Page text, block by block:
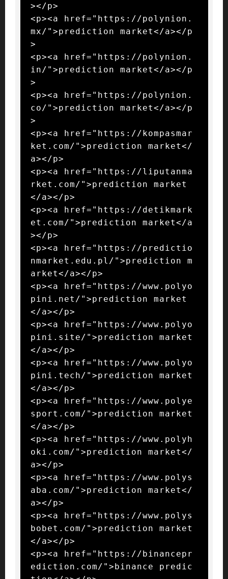
></p>
<p><a href="https://polynion.
mx/">prediction market</a></p
>
<p><a href="https://polynion.
in/">prediction market</a></p
>
<p><a href="https://polynion.
co/">prediction market</a></p
>
<p><a href="https://kompasmar
ket.com/">prediction market</
a></p>
<p><a href="https://liputanma
rket.com/">prediction market
</a></p>
<p><a href="https://detikmark
et.com/">prediction market</a
></p>
<p><a href="https://predictio
nmarket.edu.pl/">prediction m
arket</a></p>
<p><a href="https://www.polyo
pini.net/">prediction market
</a></p>
<p><a href="https://www.polyo
pini.site/">prediction market
</a></p>
<p><a href="https://www.polyo
pini.tech/">prediction market
</a></p>
<p><a href="https://www.polye
sport.com/">prediction market
</a></p>
<p><a href="https://www.polyh
oki.com/">prediction market</
a></p>
<p><a href="https://www.polys
aba.com/">prediction market</
a></p>
<p><a href="https://www.polys
bobet.com/">prediction market
</a></p>
<p><a href="https://binancepr
ediction.com/">binance predic